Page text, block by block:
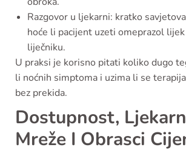
Razgovor u ljekarni: kratko
hoće li pacijent uzeti omeprazol
liječniku.
U praksi je korisno pitati koliko dugo
li noćnih simptoma i uzima li se
bez prekida.
Dostupnost,
Mreže I Obrasci